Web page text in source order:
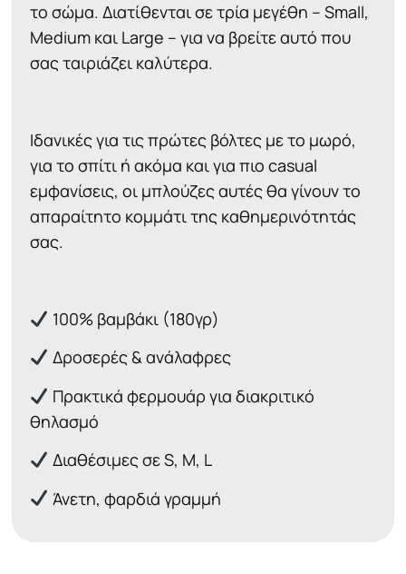
το σώμα. Διατίθενται σε τρία μεγέθη – Small,
Medium και Large – για να βρείτε αυτό που
σας ταιριάζει καλύτερα.
Ιδανικές για τις πρώτες βόλτες με το μωρό,
για το σπίτι ή ακόμα και για πιο casual
εμφανίσεις, οι μπλούζες αυτές θα γίνουν το
απαραίτητο κομμάτι της καθημερινότητάς
σας.
100% βαμβάκι (180γρ)
Δροσερές & ανάλαφρες
Πρακτικά φερμουάρ για διακριτικό
θηλασμό
Διαθέσιμες σε S, M, L
Άνετη, φαρδιά γραμμή